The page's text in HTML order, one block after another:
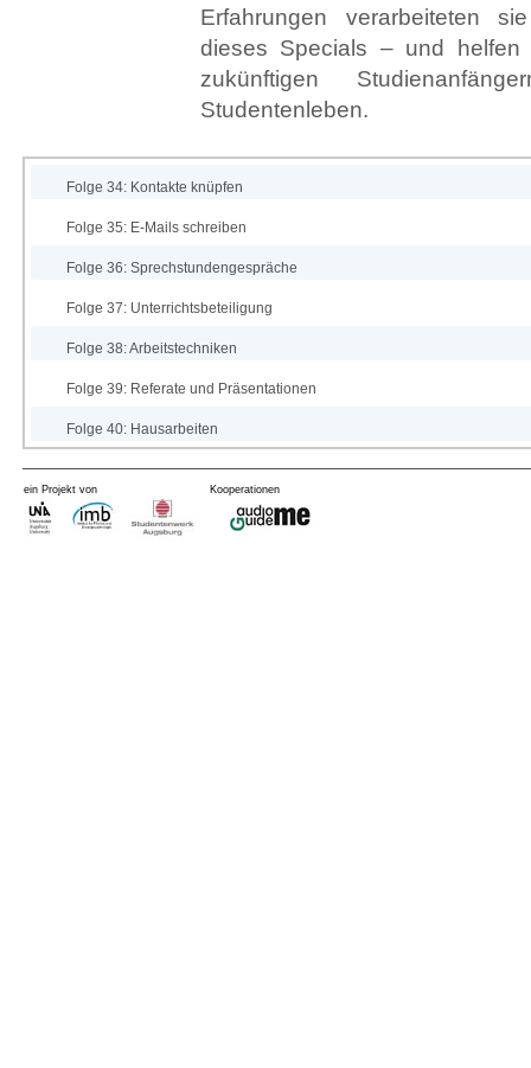
Erfahrungen verarbeiteten
dieses Specials – und helfen
zukünftigen
Studentenleben.
Folge 34: Kontakte knüpfen
Folge 35: E-Mails schreiben
Folge 36: Sprechstundengespräche
Folge 37: Unterrichtsbeteiligung
Folge 38: Arbeitstechniken
Folge 39: Referate und Präsentationen
Folge 40: Hausarbeiten
ein Projekt von Kooperationen